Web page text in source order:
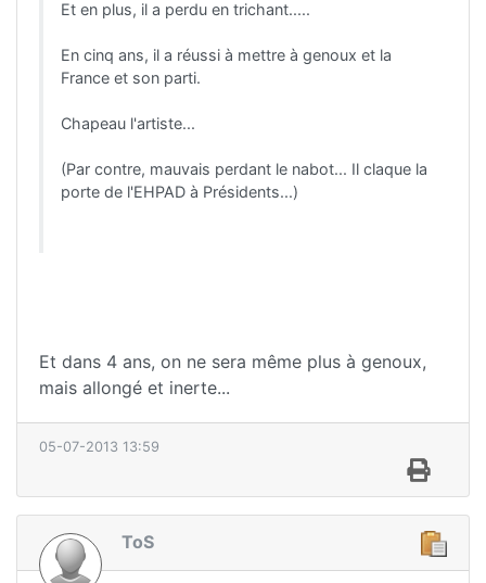
Et en plus, il a perdu en trichant.....
En cinq ans, il a réussi à mettre à genoux et la
France et son parti.
Chapeau l'artiste...
(Par contre, mauvais perdant le nabot... Il claque la
porte de l'EHPAD à Présidents...)
Et dans 4 ans, on ne sera même plus à genoux,
mais allongé et inerte...
05-07-2013 13:59
ToS